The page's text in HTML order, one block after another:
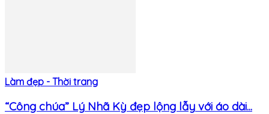
Làm đẹp - Thời trang
“Công chúa” Lý Nhã Kỳ đẹp lộng lẫy với áo dài...